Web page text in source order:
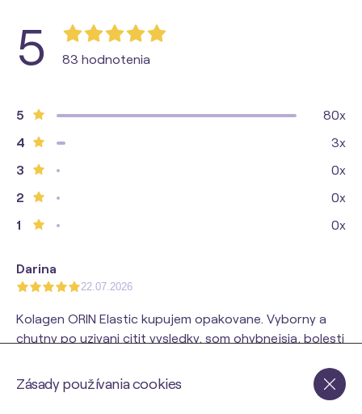
5 83 hodnotenia
5
80x
4
3x
3
0x
2
0x
1
0x
Darina
22.07.2026
Kolagen ORIN Elastic kupujem opakovane. Vyborny a
chutny po uzivani citit vysledky, som ohybnejsia, bolesti
Zásady používania cookies